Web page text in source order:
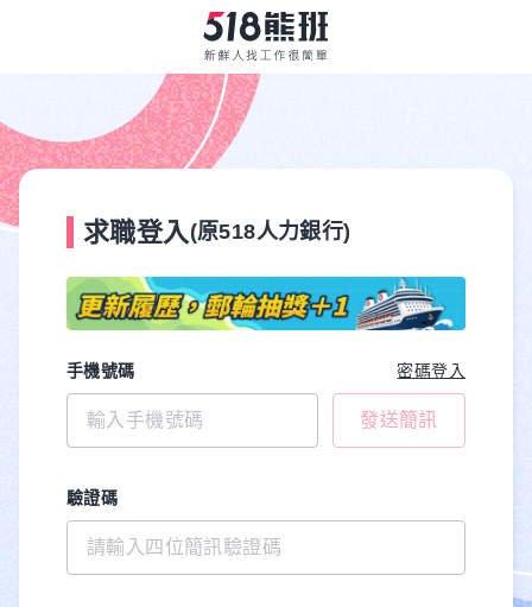
求職登入 (原518人力銀行)
手機號碼 密碼登入
發送簡訊
驗證碼